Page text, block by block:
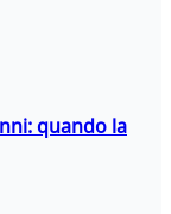
quando la